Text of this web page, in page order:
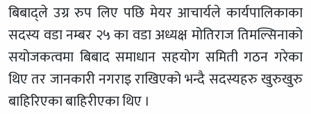
बिबाद्ले उग्र रुप लिए पछि मेयर आचार्यले कार्यपालिकाका
सदस्य वडा नम्बर २५ का वडा अध्यक्ष मोतिराज तिमल्सिनाको
सयोजकत्वमा बिबाद समाधान सहयोग समिती गठन गरेका
थिए तर जानकारी नगराइ राखिएको भन्दै सदस्यहरु खुरुखुरु
बाहिरिएका बाहिरीएका थिए ।